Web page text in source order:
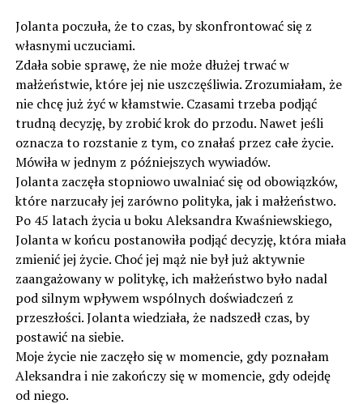
Jolanta poczuła, że to czas, by skonfrontować się z
własnymi uczuciami.
Zdała sobie sprawę, że nie może dłużej trwać w
małżeństwie, które jej nie uszczęśliwia. Zrozumiałam, że
nie chcę już żyć w kłamstwie. Czasami trzeba podjąć
trudną decyzję, by zrobić krok do przodu. Nawet jeśli
oznacza to rozstanie z tym, co znałaś przez całe życie.
Mówiła w jednym z późniejszych wywiadów.
Jolanta zaczęła stopniowo uwalniać się od obowiązków,
które narzucały jej zarówno polityka, jak i małżeństwo.
Po 45 latach życia u boku Aleksandra Kwaśniewskiego,
Jolanta w końcu postanowiła podjąć decyzję, która miała
zmienić jej życie. Choć jej mąż nie był już aktywnie
zaangażowany w politykę, ich małżeństwo było nadal
pod silnym wpływem wspólnych doświadczeń z
przeszłości. Jolanta wiedziała, że nadszedł czas, by
postawić na siebie.
Moje życie nie zaczęło się w momencie, gdy poznałam
Aleksandra i nie zakończy się w momencie, gdy odejdę
od niego.